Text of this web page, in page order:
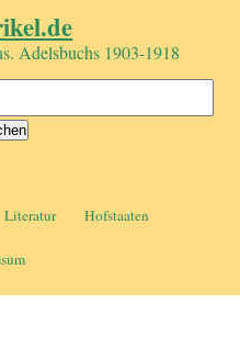
Adelsbuchs 1903-1918
Literatur Hofstaaten